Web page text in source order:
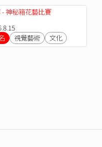
- 神秘箱花藝比賽
視覺藝術
文化